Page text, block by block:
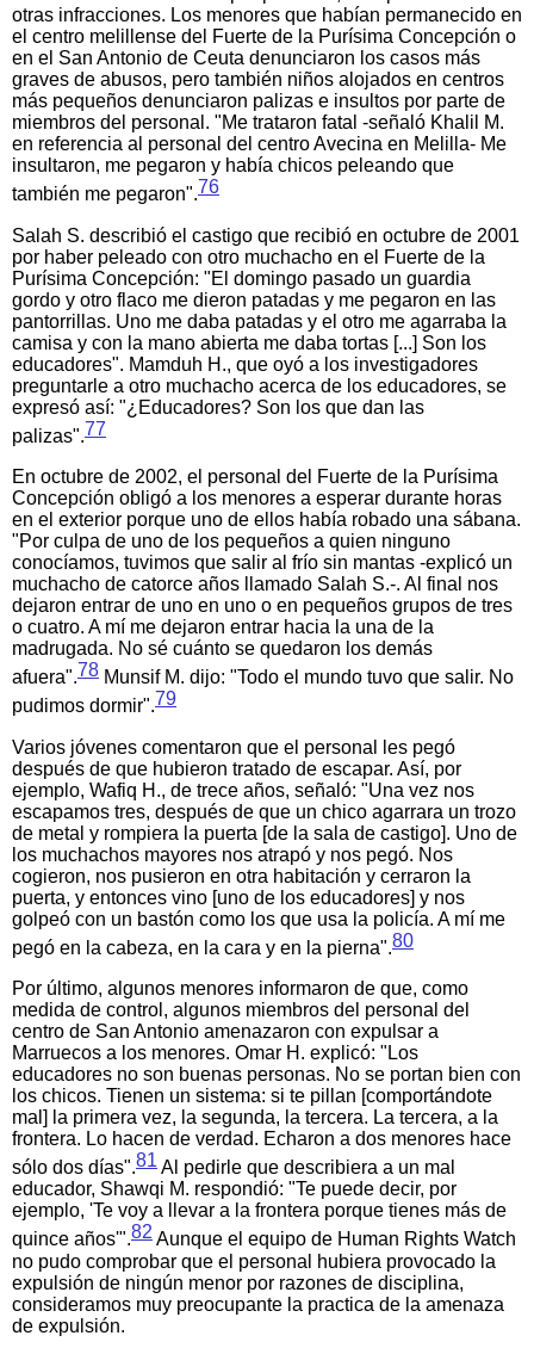
otras infracciones. Los menores que habían permanecido en
el centro melillense del Fuerte de la Purísima Concepción o
en el San Antonio de Ceuta denunciaron los casos más
graves de abusos, pero también niños alojados en centros
más pequeños denunciaron palizas e insultos por parte de
miembros del personal. "Me trataron fatal -señaló Khalil M.
en referencia al personal del centro Avecina en Melilla- Me
insultaron, me pegaron y había chicos peleando que
también me pegaron".76
Salah S. describió el castigo que recibió en octubre de 2001
por haber peleado con otro muchacho en el Fuerte de la
Purísima Concepción: "El domingo pasado un guardia
gordo y otro flaco me dieron patadas y me pegaron en las
pantorrillas. Uno me daba patadas y el otro me agarraba la
camisa y con la mano abierta me daba tortas [...] Son los
educadores". Mamduh H., que oyó a los investigadores
preguntarle a otro muchacho acerca de los educadores, se
expresó así: "¿Educadores? Son los que dan las
palizas".77
En octubre de 2002, el personal del Fuerte de la Purísima
Concepción obligó a los menores a esperar durante horas
en el exterior porque uno de ellos había robado una sábana.
"Por culpa de uno de los pequeños a quien ninguno
conocíamos, tuvimos que salir al frío sin mantas -explicó un
muchacho de catorce años llamado Salah S.-. Al final nos
dejaron entrar de uno en uno o en pequeños grupos de tres
o cuatro. A mí me dejaron entrar hacia la una de la
madrugada. No sé cuánto se quedaron los demás
afuera".78 Munsif M. dijo: "Todo el mundo tuvo que salir. No
pudimos dormir".79
Varios jóvenes comentaron que el personal les pegó
después de que hubieron tratado de escapar. Así, por
ejemplo, Wafiq H., de trece años, señaló: "Una vez nos
escapamos tres, después de que un chico agarrara un trozo
de metal y rompiera la puerta [de la sala de castigo]. Uno de
los muchachos mayores nos atrapó y nos pegó. Nos
cogieron, nos pusieron en otra habitación y cerraron la
puerta, y entonces vino [uno de los educadores] y nos
golpeó con un bastón como los que usa la policía. A mí me
pegó en la cabeza, en la cara y en la pierna".80
Por último, algunos menores informaron de que, como
medida de control, algunos miembros del personal del
centro de San Antonio amenazaron con expulsar a
Marruecos a los menores. Omar H. explicó: "Los
educadores no son buenas personas. No se portan bien con
los chicos. Tienen un sistema: si te pillan [comportándote
mal] la primera vez, la segunda, la tercera. La tercera, a la
frontera. Lo hacen de verdad. Echaron a dos menores hace
sólo dos días".81 Al pedirle que describiera a un mal
educador, Shawqi M. respondió: "Te puede decir, por
ejemplo, 'Te voy a llevar a la frontera porque tienes más de
quince años'".82 Aunque el equipo de Human Rights Watch
no pudo comprobar que el personal hubiera provocado la
expulsión de ningún menor por razones de disciplina,
consideramos muy preocupante la practica de la amenaza
de expulsión.